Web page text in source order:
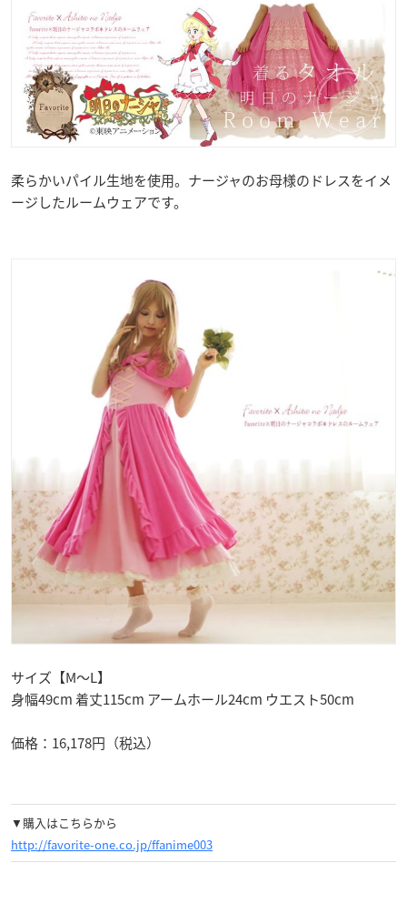
柔らかいパイル生地を使用。ナージャのお母様のドレスをイメ
ージしたルームウェアです。
サイズ【M～L】
身幅49cm 着丈115cm アームホール24cm ウエスト50cm
価格：16,178円（税込）
▼購入はこちらから
http://favorite-one.co.jp/ffanime003